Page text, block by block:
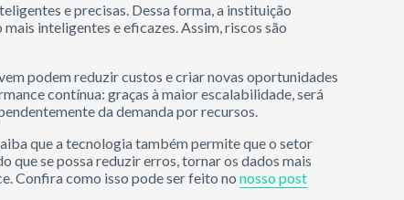
e precisas. Dessa forma, a instituição
inteligentes e eficazes. Assim, riscos são
podem reduzir custos e criar novas oportunidades
contínua: graças à maior escalabilidade, será
da demanda por recursos.
que a tecnologia também permite que o setor
que se possa reduzir erros, tornar os dados mais
Confira como isso pode ser feito nonosso post